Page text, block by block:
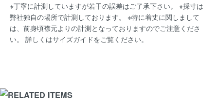
※丁寧に計測していますが若干の誤差はご了承下さい。 ※採寸は
弊社独自の場所で計測しております。 ※特に着丈に関しまして
は、前身頃襟元よりの計測となっておりますのでご注意くださ
い。 詳しくはサイズガイドをご覧ください。